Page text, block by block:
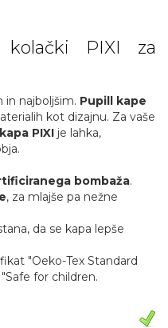
PIXI za
najboljšim. Pupill kape
kot dizajnu. Za vaše
PIXI je lahka,
bombaža.
, za mlajše pa nežne
da se kapa lepše
"Oeko-Tex Standard
for children.